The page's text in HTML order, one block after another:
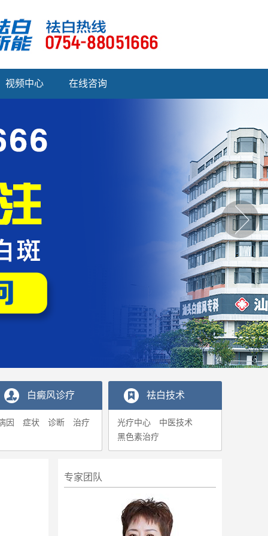
视频中心 在线咨询
白癜风诊疗
因 症状 诊断 治疗
袪白技术
光疗中心
中医技术
黑色素治疗
专家团队